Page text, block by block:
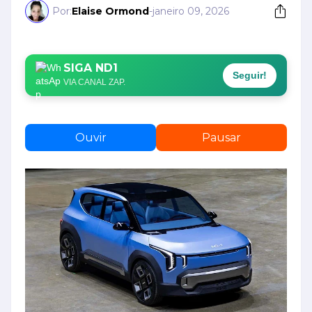
Por:Elaise Ormond-janeiro 09, 2026
SIGA ND1
VIA CANAL ZAP.
Seguir!
Ouvir Pausar